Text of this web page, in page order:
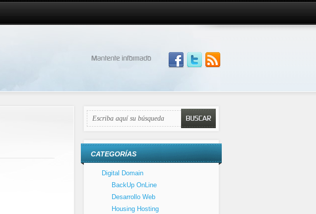
CATEGORÍAS
Digital Domain
BackUp OnLine
Desarrollo Web
Housing Hosting